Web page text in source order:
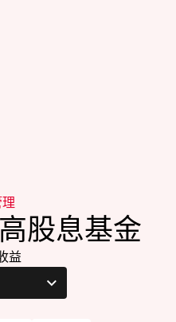
股息基金
益